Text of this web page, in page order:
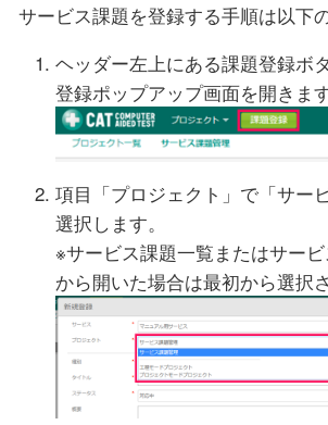
サービス課題を登録する手順は以下
ヘッダー左上にある課題登録ボ
登録ポップアップ画面を開きます
項目「プロジェクト」で「サー
選択します。
※サービス課題一覧またはサー
から開いた場合は最初から選択